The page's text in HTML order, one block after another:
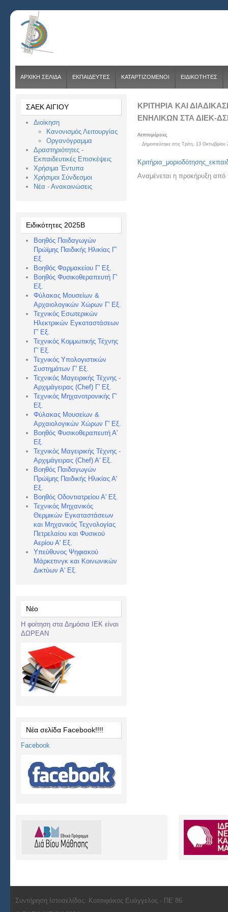
ΑΡΧΙΚΗ ΣΕΛΙΔΑ ΕΚΠΑΙΔΕΥΤΕΣ ΚΑΤΑΡΤΙΖΟΜΕΝΟΙ ΕΙΔΙΚΟΤΗΤΕΣ
ΣΑΕΚ ΑΙΓΙΟΥ
Διοίκηση
Κανονισμός Λειτουργίας
Οργανόγραμμα
Δραστηριότητες -
Εκπαιδευτικές Επισκέψεις
Χρήσιμα Έντυπα
Χρήσιμοι Σύνδεσμοι
Νέα - Ανακοινώσεις
Ειδικότητες 2025Β
Βοηθός Παιδαγωγών
Πρώϊμης Παιδικής Ηλικίας Γ'
Εξ.
Βοηθός Φαρμακείου Γ' Εξ.
Βοηθός Φυσικοθεραπευτή Γ'
Εξ.
Φύλακας Μουσείων &
Αρχαιολογικών Χώρων Γ' Εξ.
Τεχνικός Εσωτερικών
Ηλεκτρικών Εγκαταστάσεων
Γ' Εξ.
Τεχνικός Κομμωτικής Τέχνης
Γ' Εξ.
Τεχνικός Υπολογιστικών
Συστημάτων Γ' Εξ.
Τεχνικός Μαγειρικής Τέχνης -
Αρχιμάγειρας (Chef) Γ' Εξ.
Τεχνικός Μηχανοτρονικής Γ'
Εξ.
Φύλακας Μουσείων &
Αρχαιολογικών Χώρων Γ' Εξ.
Βοηθός Φυσικοθεραπευτή Α'
Εξ.
Τεχνικός Μαγειρικής Τέχνης -
Αρχιμάγειρας (Chef) Α' Εξ.
Βοηθός Παιδαγωγών
Πρώϊμης Παιδικής Ηλικίας Α'
Εξ.
Βοηθός Οδοντιατρείου Α' Εξ.
Τεχνικός Μηχανικός
Θερμικών Εγκαταστάσεων
και Μηχανικός Τεχνολογίας
Πετρελαίου και Φυσικού
Αερίου Α' Εξ.
Υπεύθυνος Ψηφιακού
Μάρκετινγκ και Κοινωνικών
Δικτύων Α' Εξ.
Νέο
Η φοίτηση στα Δημόσια ΙΕΚ είναι
ΔΩΡΕΑΝ
Νέα σελίδα Facebook!!!!
Facebook
ΚΡΙΤΉΡΙΑ ΚΑΙ
ΕΝΗΛΊΚΩΝ ΣΤΑ ΔΙΕΚ-
Λεπτομέρειες
Δημοσιεύτηκε στις Τρίτη, 13 Οκτωβρίου
Αναμένεται η προκήρυξη από
Συντήρηση Ιστοσελίδας: Κοτσιφάκος Ευάγγελος - ΠΕ 86